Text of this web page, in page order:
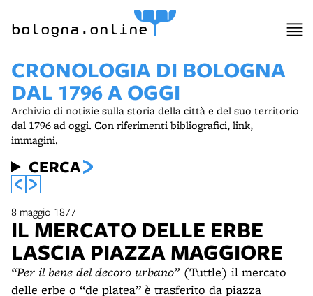
bologna.online
CRONOLOGIA DI BOLOGNA
DAL 1796 A OGGI
Archivio di notizie sulla storia della città e del suo territorio
dal 1796 ad oggi. Con riferimenti bibliografici, link,
immagini.
CERCA
8 maggio 1877
IL MERCATO DELLE ERBE
LASCIA PIAZZA MAGGIORE
“Per il bene del decoro urbano”(Tuttle) il mercato
delle erbe o “de platea” è trasferito da piazza